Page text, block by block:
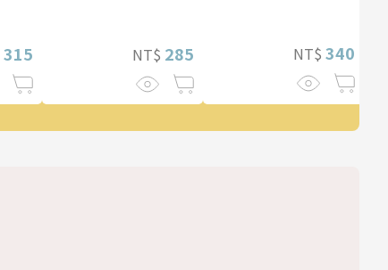
315 NT$ 285 NT$ 340